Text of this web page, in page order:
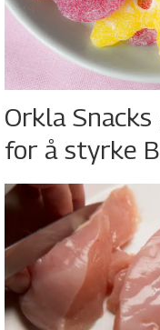
Orkla
for å styrke